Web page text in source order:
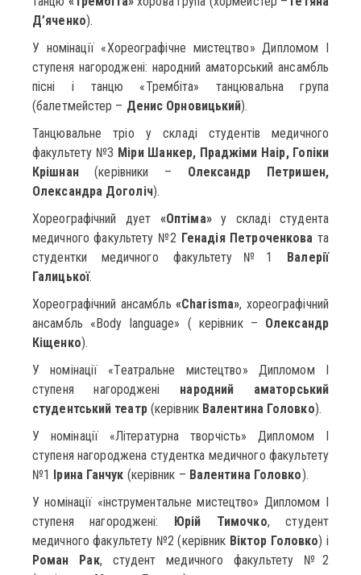
Д’яченко).
У номінації «Хореографічне мистецтво» Дипломом І
ступеня нагороджені: народний аматорський ансамбль
пісні і танцю «Трембіта» танцювальна група
(балетмейстер – Денис Орновицький).
Танцювальне тріо у складі студентів медичного
факультету №3 Міри Шанкер, Праджіми Наір, Гопіки
Крішнан(керівники – Олександр Петришен,
Олександра Доголіч).
Хореографічний дует «Оптіма»у складі студента
медичного факультету №2 Генадія Петроченкова та
студентки медичного факультету№1 Валерії
Галицької.
Хореографічний ансамбль«Charisma», хореографічний
ансамбль «Body language» ( керівник – Олександр
Кіщенко).
У номінації «Театральне мистецтво» Дипломом І
ступеня нагороджені народний аматорський
студентський театр(керівник Валентина Головко).
У номінації «Літературна творчість» Дипломом І
ступеня нагороджена студентка медичного факультету
№1 Ірина Ганчук (керівник – Валентина Головко).
У номінації «інструментальне мистецтво» Дипломом І
ступеня нагороджені: Юрій Тимочко, студент
медичного факультету №2 (керівник Віктор Головко) і
Роман Рак, студент медичного факультету №2